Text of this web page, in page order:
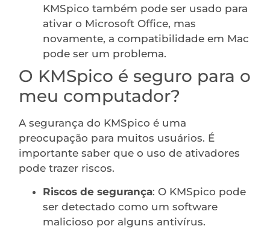
KMSpico também pode ser usado para
ativar o Microsoft Office, mas
novamente, a compatibilidade em Mac
pode ser um problema.
O KMSpico é seguro para o
meu computador?
A segurança do KMSpico é uma
preocupação para muitos usuários. É
importante saber que o uso de ativadores
pode trazer riscos.
Riscos de segurança: O KMSpico pode
ser detectado como um software
malicioso por alguns antivírus.